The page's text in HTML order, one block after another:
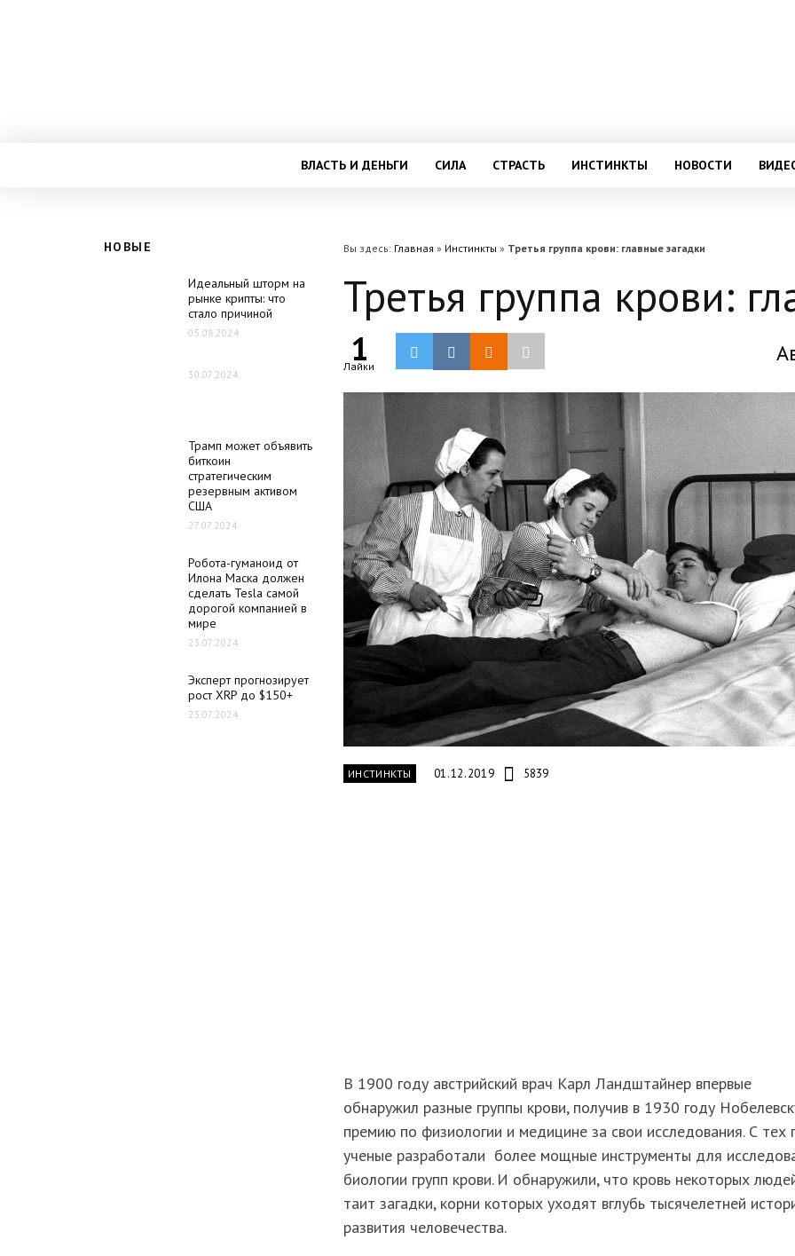
ВЛАСТЬ И ДЕНЬГИ СИЛА СТРАСТЬ ИНСТИНКТЫ НОВОСТИ
НОВЫЕ
Идеальный шторм на
рынке крипты: что
стало причиной
05.08.2024
30.07.2024
Трамп может объявить
биткоин
стратегическим
резервным активом
США
27.07.2024
Робота-гуманоид от
Илона Маска должен
сделать Tesla самой
дорогой компанией в
мире
23.07.2024
Эксперт прогнозирует
рост XRP до $150+
23.07.2024
Вы здесь: Главная » Инстинкты » Третья группа крови: главные загадки
Третья группа крови:
1
Лайки
ИНСТИНКТЫ 01.12.2019 5839
В 1900 году австрийский врач Карл Ландштайнер впервые
обнаружил разные группы крови, получив в 1930 году
премию по физиологии и медицине за свои исследования. С тех
ученые разработали более мощные инструменты для
биологии групп крови. И обнаружили, что кровь некоторых
таит загадки, корни которых уходят вглубь тысячелетней
развития человечества.